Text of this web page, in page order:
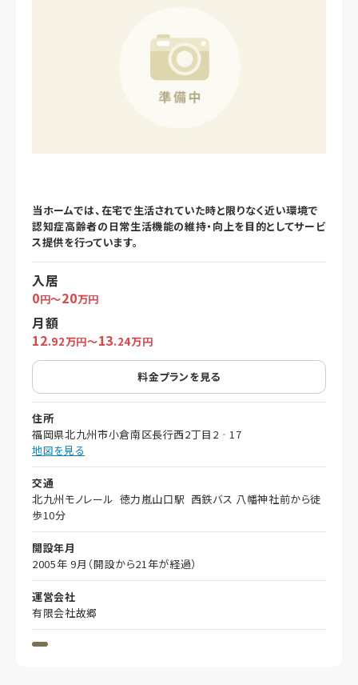
当ホームでは、在宅で生活されていた時と限りなく近い環境で
認知症高齢者の日常生活機能の維持・向上を目的としてサービ
ス提供を行っています。
入居
0円～20万円
月額
12.92万円～13.24万円
料金プランを見る
住所
福岡県北九州市小倉南区長行西2丁目2‐17
地図を見る
交通
北九州モノレール 徳力嵐山口駅 西鉄バス 八幡神社前から徒
歩10分
開設年月
2005年 9月（開設から21年が経過）
運営会社
有限会社故郷